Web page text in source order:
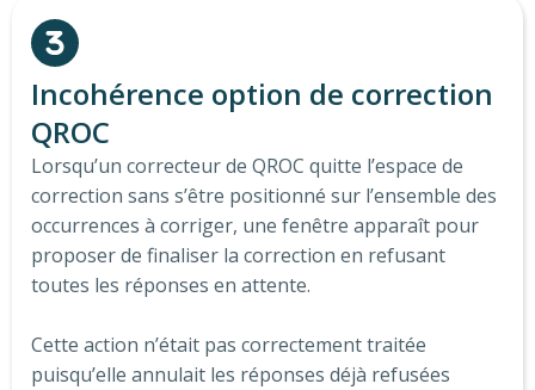
Incohérence option de correction
QROC
Lorsqu’un correcteur de QROC quitte l’espace de
correction sans s’être positionné sur l’ensemble des
occurrences à corriger, une fenêtre apparaît pour
proposer de finaliser la correction en refusant
toutes les réponses en attente.
Cette action n’était pas correctement traitée
puisqu’elle annulait les réponses déjà refusées